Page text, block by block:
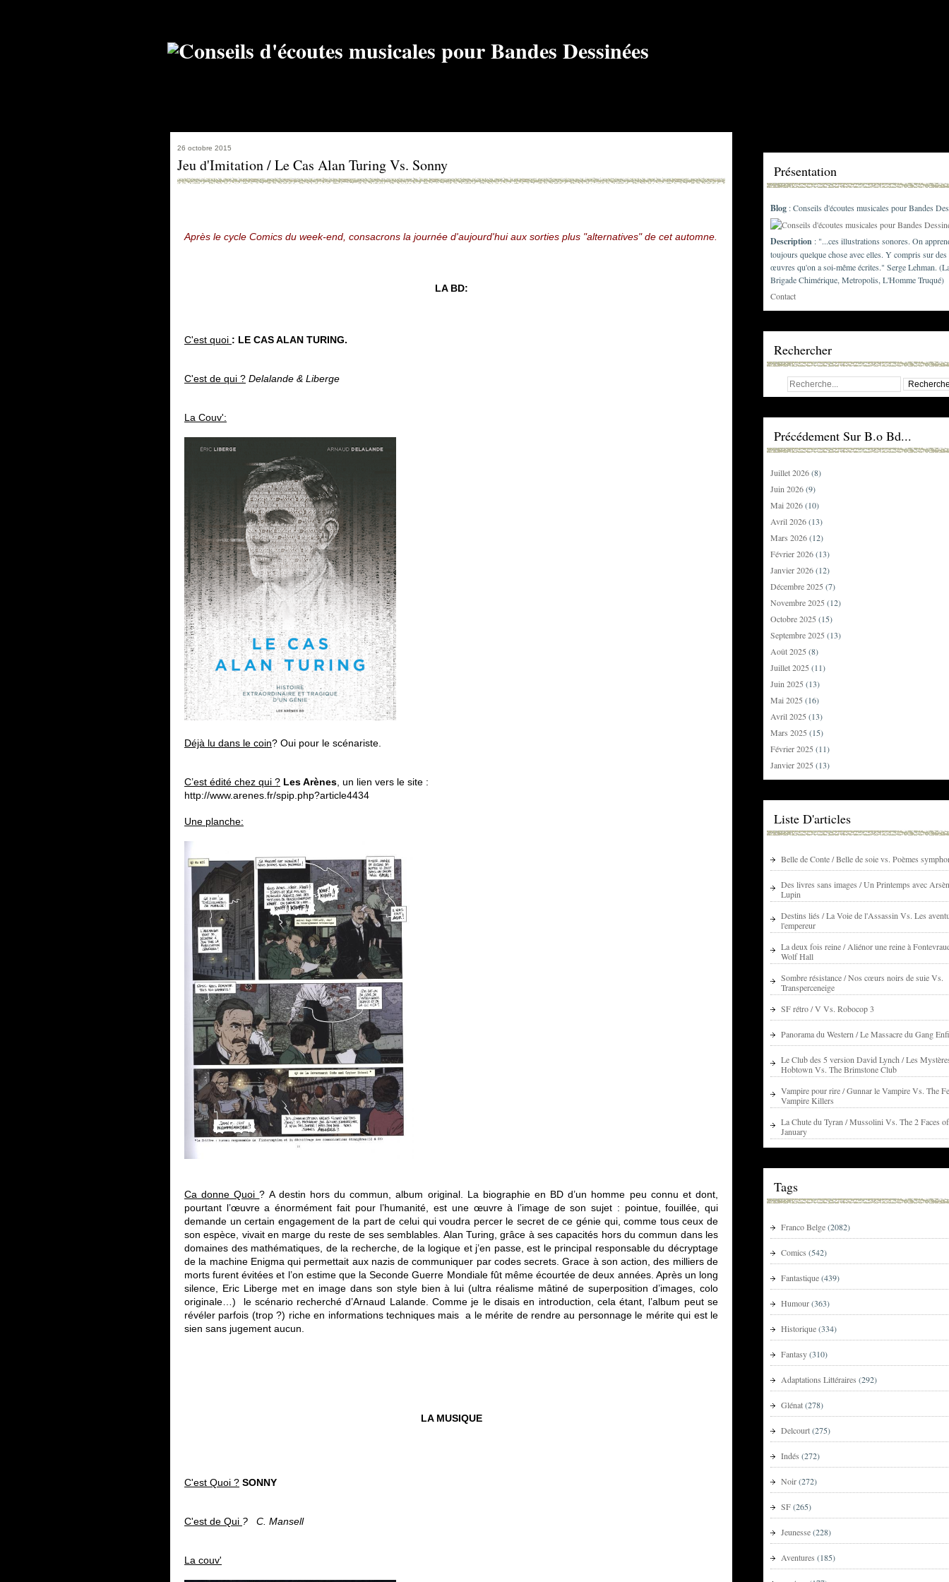
26 octobre 2015
Jeu d'Imitation / Le Cas Alan Turing Vs. Sonny
Après le cycle Comics du week-end, consacrons la journée d'aujourd'hui aux sorties plus "alternatives" de cet automne.
LA BD:
C'est quoi : LE CAS ALAN TURING.
C'est de qui ? Delalande & Liberge
La Couv':
Déjà lu dans le coin? Oui pour le scénariste.
C’est édité chez qui ? Les Arènes , un lien vers le site :
http://www.arenes.fr/spip.php?article4434
Une planche:
Ca donne Quoi? A destin hors du commun, album original. La biographie en BD d’un homme peu connu et dont,
pourtant l’œuvre a énormément fait pour l’humanité, est une œuvre à l’image de son sujet : pointue, fouillée, qui
demande un certain engagement de la part de celui qui voudra percer le secret de ce génie qui, comme tous ceux de
son espèce, vivait en marge du reste de ses semblables. Alan Turing, grâce à ses capacités hors du commun dans les
domaines des mathématiques, de la recherche, de la logique et j’en passe, est le principal responsable du décryptage
de la machine Enigma qui permettait aux nazis de communiquer par codes secrets. Grace à son action, des milliers de
morts furent évitées et l’on estime que la Seconde Guerre Mondiale fût même écourtée de deux années. Après un long
silence, Eric Liberge met en image dans son style bien à lui (ultra réalisme mâtiné de superposition d’images, colo
originale…) le scénario recherché d’Arnaud Lalande. Comme je le disais en introduction, cela étant, l’album peut se
révéler parfois (trop ?) riche en informations techniques mais a le mérite de rendre au personnage le mérite qui est le
sien sans jugement aucun.
LA MUSIQUE
C'est Quoi ? SONNY
C'est de Qui ? C. Mansell
La couv'
Présentation
Blog : Conseils d'écoutes musicales pour Bandes
Description : "...ces illustrations sonores. On
toujours quelque chose avec elles. Y compris sur des
œuvres qu'on a soi-même écrites." Serge Lehman.
Brigade Chimérique, Metropolis, L'Homme Truqué)
Contact
Rechercher
Précédement Sur B.o Bd...
Juillet 2026(8)
Juin 2026(9)
Mai 2026(10)
Avril 2026(13)
Mars 2026(12)
Février 2026(13)
Janvier 2026(12)
Décembre 2025 (7)
Novembre 2025 (12)
Octobre 2025 (15)
Septembre 2025 (13)
Août 2025 (8)
Juillet 2025 (11)
Juin 2025 (13)
Mai 2025 (16)
Avril 2025 (13)
Mars 2025 (15)
Février 2025 (11)
Janvier 2025 (13)
Liste D'articles
Belle de Conte / Belle de soie vs. Poèmes
Des livres sans images / Un Printemps avec
Lupin
Destins liés / La Voie de l'Assassin Vs. Les
l'empereur
La deux fois reine / Aliénor une reine à
Wolf Hall
Sombre résistance / Nos cœurs noirs de suie Vs.
Transperceneige
SF rétro / V Vs. Robocop 3
Panorama du Western / Le Massacre du Gang
Le Club des 5 version David Lynch / Les
Hobtown Vs. The Brimstone Club
Vampire pour rire / Gunnar le Vampire Vs. The
Vampire Killers
La Chute du Tyran / Mussolini Vs. The 2 Faces of
January
Tags
Franco Belge(2082)
Comics (542)
Fantastique(439)
Humour(363)
Historique(334)
Fantasy(310)
Adaptations Littéraires (292)
Glénat(278)
Delcourt(275)
Indés (272)
Noir(272)
SF(265)
Jeunesse(228)
Aventures (185)